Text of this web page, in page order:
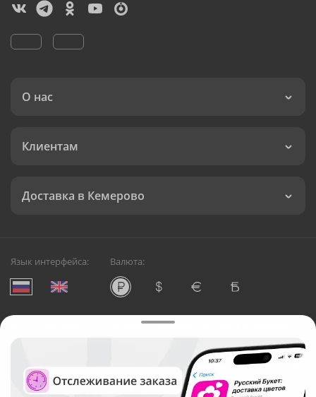
О нас
Клиентам
Доставка в Кемерово
Язык интерфейса: Валюта:
Служба круглосуточной доставки цветов в Кемерово
Русский Букет, 2026
Общество с ограниченной ответственностью «Технология»
ОГРН: 1195476081745, ИНН: 5410081997